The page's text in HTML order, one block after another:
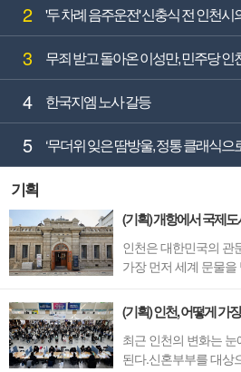
2 '두 차례 음주운전' 신충식 전 인천시
3 무죄 받고 돌아온 이성만, 민주당
4 한국지엠 노사 갈등
5
기획
인천은 대한민국의 관
가장 먼저 세계 문물
작된 도시다.개항과 이
제교류까지. 인천의 시
사의 흐름이 고스란히
건축부터 서민들의 생
최근 인천의 변화는
된다.신혼부부를 대상